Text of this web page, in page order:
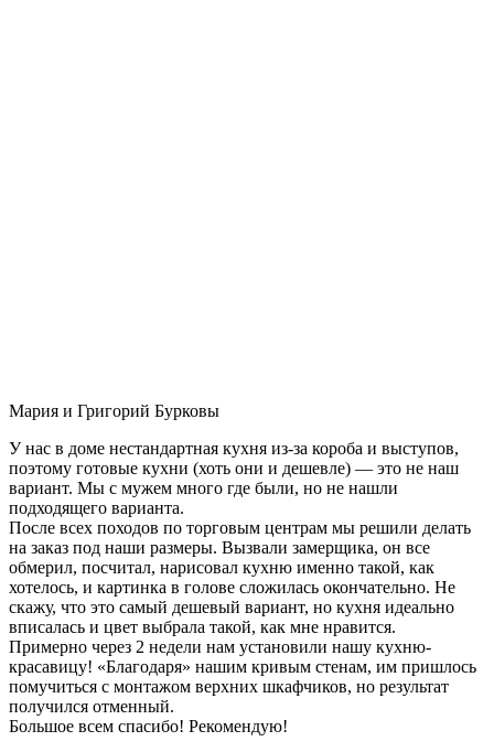
Мария и Григорий Бурковы
У нас в доме нестандартная кухня из-за короба и выступов,
поэтому готовые кухни (хоть они и дешевле) — это не наш
вариант. Мы с мужем много где были, но не нашли
подходящего варианта.
После всех походов по торговым центрам мы решили делать
на заказ под наши размеры. Вызвали замерщика, он все
обмерил, посчитал, нарисовал кухню именно такой, как
хотелось, и картинка в голове сложилась окончательно. Не
скажу, что это самый дешевый вариант, но кухня идеально
вписалась и цвет выбрала такой, как мне нравится.
Примерно через 2 недели нам установили нашу кухню-
красавицу! «Благодаря» нашим кривым стенам, им пришлось
помучиться с монтажом верхних шкафчиков, но результат
получился отменный.
Большое всем спасибо! Рекомендую!